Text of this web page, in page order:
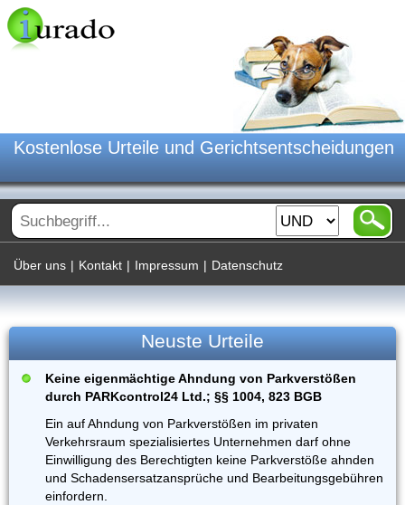
Kostenlose Urteile und Gerichtsentscheidungen
Über uns | Kontakt | Impressum | Datenschutz
Neuste Urteile
Keine eigenmächtige Ahndung von Parkverstößen
durch PARKcontrol24 Ltd.; §§ 1004, 823 BGB
Ein auf Ahndung von Parkverstößen im privaten
Verkehrsraum spezialisiertes Unternehmen darf ohne
Einwilligung des Berechtigten keine Parkverstöße ahnden
und Schadensersatzansprüche und Bearbeitungsgebühren
einfordern.